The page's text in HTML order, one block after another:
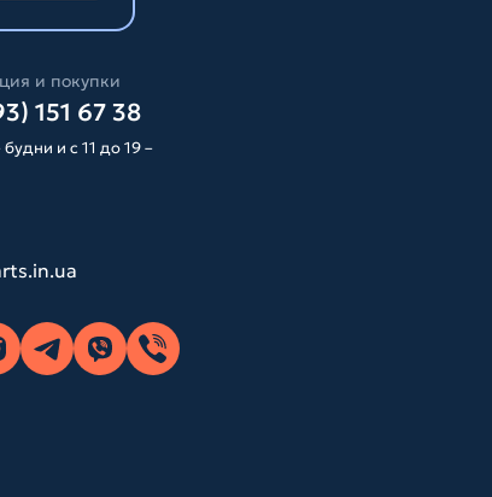
и покупки
151 67 38
будни и с 11 до 19 –